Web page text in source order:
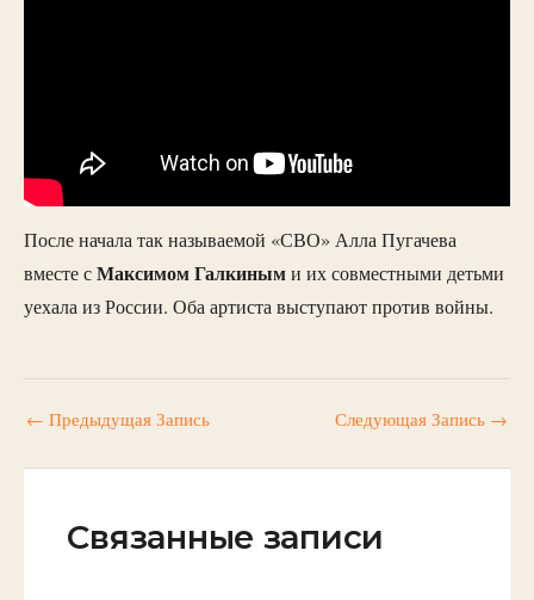
После начала так называемой «СВО» Алла Пугачева
вместе сМаксимом Галкиными их совместными детьми
уехала из России. Оба артиста выступают против войны.
← Предыдущая Запись Следующая Запись →
Связанные записи